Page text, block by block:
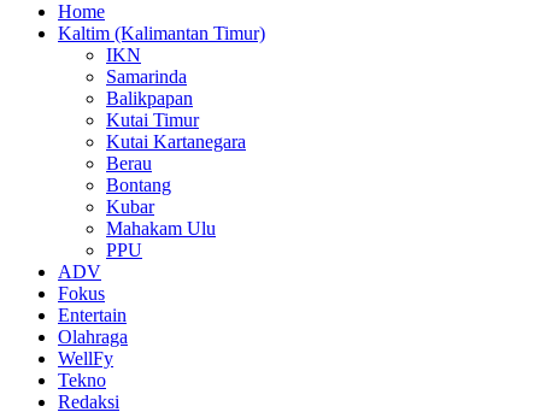
Home
Kaltim (Kalimantan Timur)
IKN
Samarinda
Balikpapan
Kutai Timur
Kutai Kartanegara
Berau
Bontang
Kubar
Mahakam Ulu
PPU
ADV
Fokus
Entertain
Olahraga
WellFy
Tekno
Redaksi